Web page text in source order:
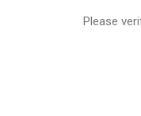
Please